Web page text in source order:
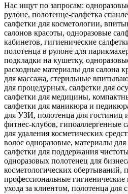
Нас ищут по запросам:
рулоне, полотенце-салфетка
салфетки для косметологии,
салонов красоты, одноразовые
кабинетов, гигиенические
полотенца в рулоне для
подкладки на кушетку,
расходные материалы для салона
для массажа, стерильные
для процедурных, салфетки для
салфетки для медицины,
салфетки для маникюра и
для УЗИ, полотенца для гостиниц
фитнес-клубов, гипоаллергенные
для удаления косметических
волос одноразовые, материалы
салфетки для поддержания
одноразовых полотенец для
косметологических обертываний,
профессиональные гигиенические
ухода за клиентом, полотенца для